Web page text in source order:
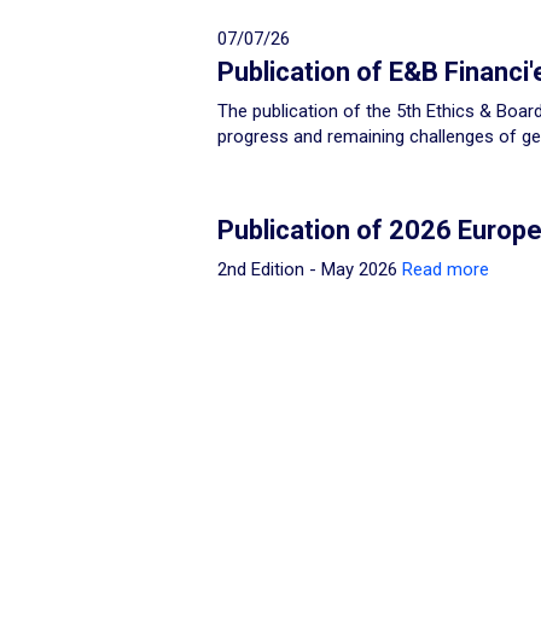
07/07/26
Publication of E&B
The publication of the 5th Ethics &
progress and remaining challenges of
Publication of 2026
2nd Edition - May 2026 Read more